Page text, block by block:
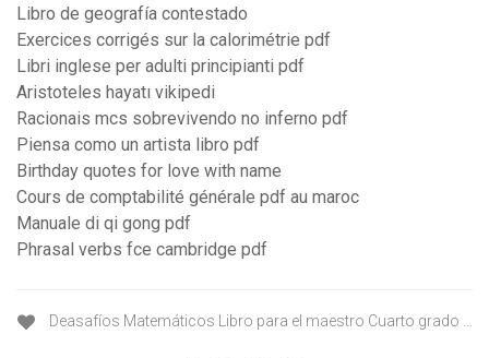
Libro de geografía contestado
Exercices corrigés sur la calorimétrie pdf
Libri inglese per adulti principianti pdf
Aristoteles hayatı vikipedi
Racionais mcs sobrevivendo no inferno pdf
Piensa como un artista libro pdf
Birthday quotes for love with name
Cours de comptabilité générale pdf au maroc
Manuale di qi gong pdf
Phrasal verbs fce cambridge pdf
Deasafíos Matemáticos Libro para el maestro Cuarto grado ...